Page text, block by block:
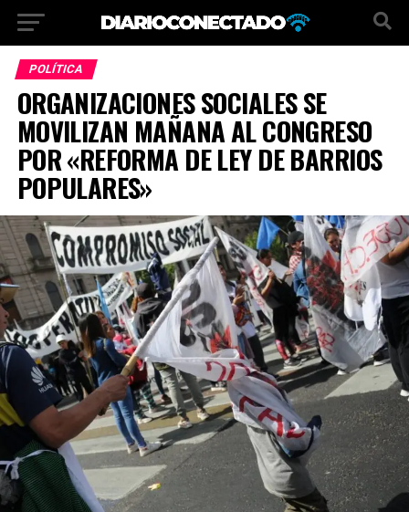
POLÍTICA
ORGANIZACIONES SOCIALES SE
MOVILIZAN MAÑANA AL CONGRESO
POR «REFORMA DE LEY DE BARRIOS
POPULARES»